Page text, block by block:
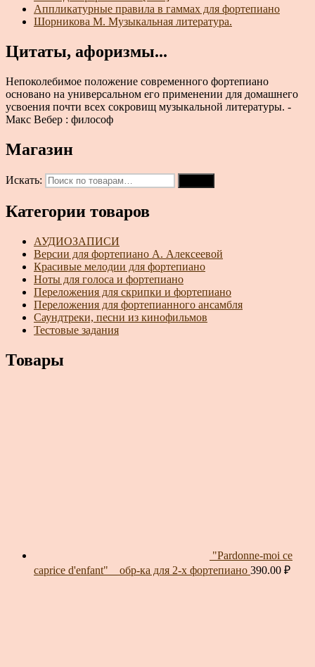
Аппликатурные правила в гаммах для фортепиано
Шорникова М. Музыкальная литература.
Цитаты, афоризмы...
Непоколебимое положение современного фортепиано
основано на универсальном его применении для домашнего
усвоения почти всех сокровищ музыкальной литературы. -
Макс Вебер : философ
Магазин
Искать:
Категории товаров
АУДИОЗАПИСИ
Версии для фортепиано А. Алексеевой
Красивые мелодии для фортепиано
Ноты для голоса и фортепиано
Переложения для скрипки и фортепиано
Переложения для фортепианного ансамбля
Саундтреки, песни из кинофильмов
Тестовые задания
Товары
"Pardonne-moi ce
caprice d'enfant" _ обр-ка для 2-х фортепиано 390.00 ₽